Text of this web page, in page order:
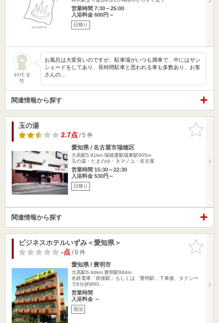
営業時間 7:30～25:00
入浴料金 600円～
日帰り
40代 女
性
お風呂は大変良いのですが、駐車場がいつも満車で、中にはサン
シェードをしてあり、長時間駐車と思われる車も多数あり、お客
さんの…
関連情報から探す
お気に入
りに追加
玉の湯
2.7点/ 5 件
愛知県 / 名古屋市瑞穂区
大高駅5.81km 瑞穂運動場東駅905m
玉の湯・たまのゆ・タマノユ・名古屋
営業時間 15:30～22:30
入浴料金 530円～
日帰り
関連情報から探す
お気に入
りに追加
ビジネスホテルいずみ＜愛知県＞
-点/ 0 件
愛知県 / 豊明市
大高駅6.44km 豊明駅884m
名鉄電車「前後駅」もしくは「豊明駅」下車後、タクシー
で6分(約860…
営業時間
入浴料金 ～
宿泊